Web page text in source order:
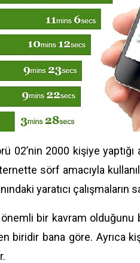
02’nin 2000 kişiye yaptığı
sörf amacıyla
yaratıcı çalışmaların
bir kavram
biridir bana göre. Ayrıca